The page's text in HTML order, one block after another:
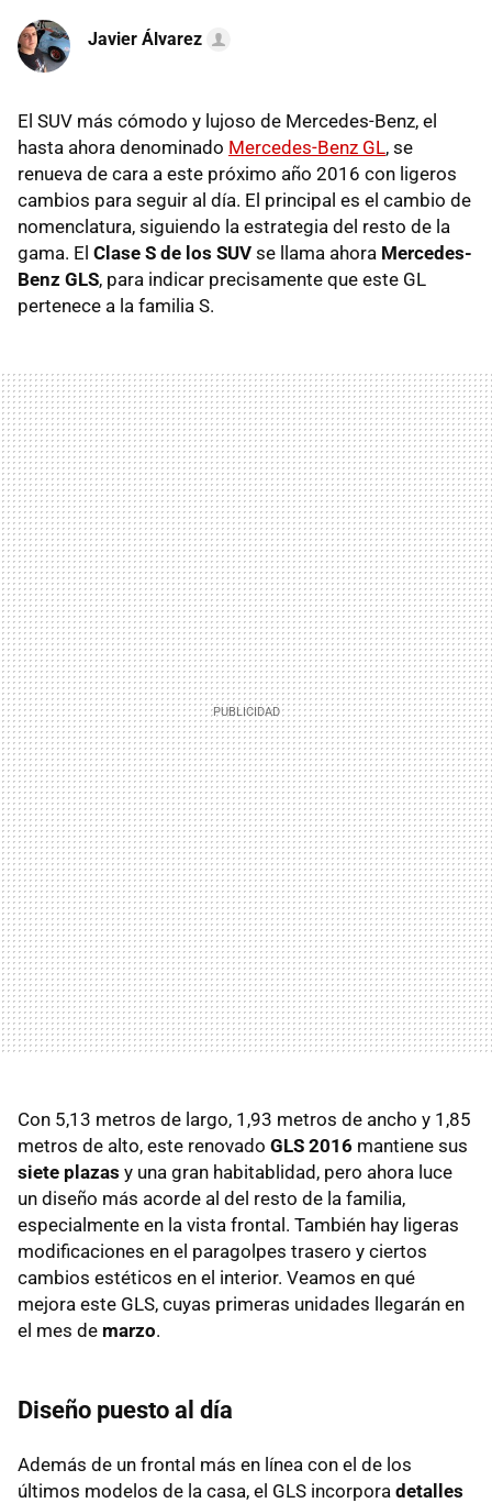
Javier Álvarez
El SUV más cómodo y lujoso de Mercedes-Benz, el
hasta ahora denominado Mercedes-Benz GL, se
renueva de cara a este próximo año 2016 con ligeros
cambios para seguir al día. El principal es el cambio de
nomenclatura, siguiendo la estrategia del resto de la
gama. El Clase S de los SUV se llama ahora Mercedes-
Benz GLS, para indicar precisamente que este GL
pertenece a la familia S.
Con 5,13 metros de largo, 1,93 metros de ancho y 1,85
metros de alto, este renovado GLS 2016 mantiene sus
siete plazas y una gran habitablidad, pero ahora luce
un diseño más acorde al del resto de la familia,
especialmente en la vista frontal. También hay ligeras
modificaciones en el paragolpes trasero y ciertos
cambios estéticos en el interior. Veamos en qué
mejora este GLS, cuyas primeras unidades llegarán en
el mes de marzo.
Diseño puesto al día
Además de un frontal más en línea con el de los
últimos modelos de la casa, el GLS incorpora detalles